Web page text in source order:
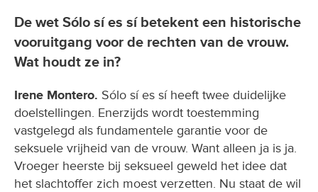
De wet Sólo sí es sí betekent een historische
vooruitgang voor de rechten van de vrouw.
Wat houdt ze in?
Irene Montero. Sólo sí es sí heeft twee duidelijke
doelstellingen. Enerzijds wordt toestemming
vastgelegd als fundamentele garantie voor de
seksuele vrijheid van de vrouw. Want alleen ja is ja.
Vroeger heerste bij seksueel geweld het idee dat
het slachtoffer zich moest verzetten. Nu staat de wil